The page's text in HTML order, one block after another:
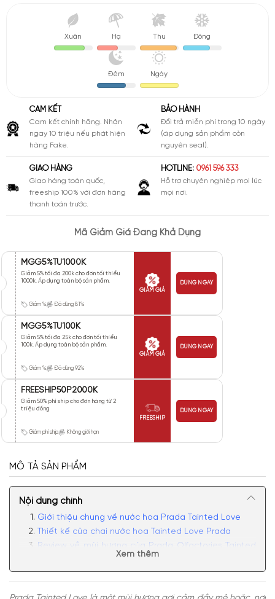
Xuân Hạ Thu Đông
Đêm Ngày
CAM KẾT
Cam kết chính hãng. Nhận
ngay 10 triệu nếu phát hiện
hàng Fake.
BẢO HÀNH
Đổi trả miễn phí trong 10 ngày
(áp dụng sản phẩm còn
nguyên seal).
GIAO HÀNG
Giao hàng toàn quốc,
freeship 100% với đơn hàng
thanh toán trước.
HOTLINE: 0961 596 333
Hỗ trợ chuyên nghiệp mọi lúc
mọi nơi.
Mã Giảm Giá Đang Khả Dụng
MGG5%TU1000K
Giảm 5% tối đa 200k cho đơn tối thiểu
1000k. Áp dụng toàn bộ sản phẩm.
Giảm % Đã dùng 81%
GIẢM GIÁ
DÙNG NGAY
MGG5%TU100K
Giảm 5% tối đa 25k cho đơn tối thiểu
100k. Áp dụng toàn bộ sản phẩm.
Giảm % Đã dùng 92%
GIẢM GIÁ
DÙNG NGAY
FREESHIP50P2000K
Giảm 50% phí ship cho đơn hàng từ 2
triệu đồng
Giảm phí ship Không giới hạn
FREESHIP
DÙNG NGAY
MÔ TẢ SẢN PHẨM
Nội dung chính
Giới thiệu chung về nước hoa Prada Tainted Love
Thiết kế của chai nước hoa Tainted Love Prada
Review về mùi hương của Prada Olfactories Tainted
Có nên mua nước hoa Prada Tainted Love hay
Xem thêm